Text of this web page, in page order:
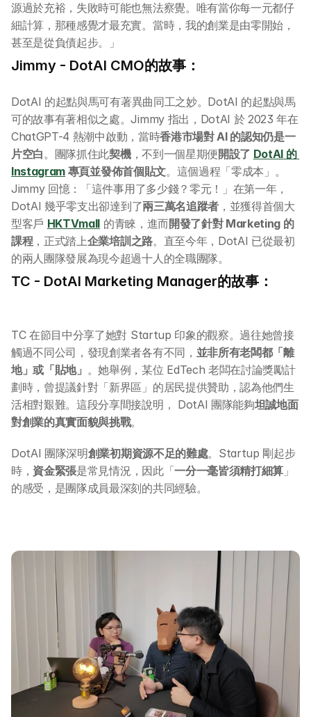
源過於充裕，失敗時可能也無法察覺。唯有當你每一元都仔
細計算，那種感覺才最充實。當時，我的創業是由零開始，
甚至是從負債起步。」
Jimmy - DotAI CMO的故事：
DotAI 的起點與馬可有著異曲同工之妙。DotAI 的起點與馬
可的故事有著相似之處。Jimmy 指出，DotAI 於 2023 年在
ChatGPT-4 熱潮中啟動，當時香港市場對 AI 的認知仍是一
片空白。團隊抓住此契機，不到一個星期便開設了 DotAI 的
Instagram 專頁並發佈首個貼文。這個過程「零成本」。
Jimmy 回憶：「這件事用了多少錢？零元！」在第一年，
DotAI 幾乎零支出卻達到了兩三萬名追蹤者，並獲得首個大
型客戶 HKTVmall 的青睞，進而開發了針對 Marketing 的
課程，正式踏上企業培訓之路。直至今年，DotAI 已從最初
的兩人團隊發展為現今超過十人的全職團隊。
TC - DotAI Marketing Manager的故事：
TC 在節目中分享了她對 Startup 印象的觀察。過往她曾接
觸過不同公司，發現創業者各有不同， 並非所有老闆都「離
地」或「貼地」 。她舉例，某位 EdTech 老闆在討論獎勵計
劃時，曾提議針對「新界區」的居民提供贊助，認為他們生
活相對艱難。這段分享間接說明， DotAI 團隊能夠坦誠地面
對創業的真實面貌與挑戰。
DotAI 團隊深明創業初期資源不足的難處。Startup 剛起步
時， 資金緊張是常見情況，因此「一分一毫皆須精打細算 」
的感受，是團隊成員最深刻的共同經驗。